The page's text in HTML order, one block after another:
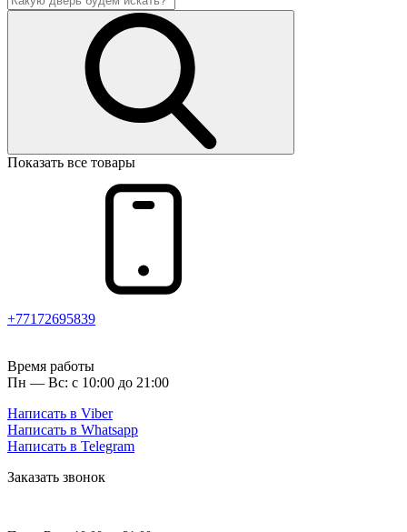
Показать все товары
+77172695839
Время работы
Пн — Вс: с 10:00 до 21:00
Написать в Viber
Написать в Whatsapp
Написать в Telegram
Заказать звонок